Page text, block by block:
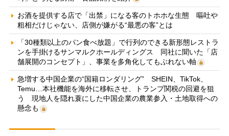
お酒を提供する店で「出禁」になる客のトホホな生態 嘔吐や
粗相だけじゃない、店側が嫌がる“最悪の客”とは
「30種類以上のパン食べ放題」で行列のできる新形態レストラ
ンを手掛けるサンマルクホールディングス 同社に聞いた「店
舗展開のコンセプト」、事業を多角化してもぶれない軸
急増する中国企業の“国籍ロンダリング” SHEIN、TikTok、
Temu…本社機能を海外に移転させ、トランプ関税の回避を狙
う 現地人を隠れ蓑にした中国企業の農業参入・土地取得への
懸念も